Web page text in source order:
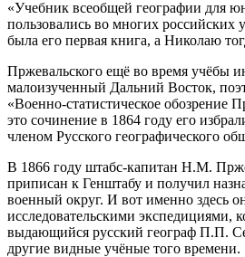
«Учебник всеобщей географии для
пользовались во многих российских
была его первая книга, а Николаю
Пржевальского ещё во время учёбы
малоизученный Дальний Восток,
«Военно-статистическое обозрение
это сочинение в 1864 году его
членом Русского географического
В 1866 году штабс-капитан Н.М.
приписан к Генштабу и получил
военный округ. И вот именно здесь
исследовательскими экспедициями,
выдающийся русский географ П.П.
другие видные учёные того времени.